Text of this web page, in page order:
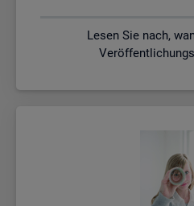
Lesen Sie nach,